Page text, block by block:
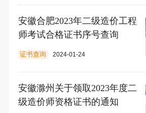
安徽合肥2023年二级造价工程
师考试合格证书序号查询
证书查询 2024-01-24
安徽滁州关于领取2023年度二
级造价师资格证书的通知